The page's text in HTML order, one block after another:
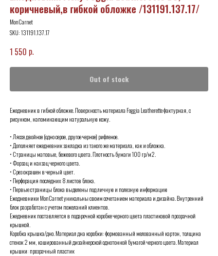
коричневый,в гибкой обложке /131191.137.17/
MonCarnet
SKU:131191.137.17
1 550 р.
Out of stock
Ежедневник в гибкой обложке. Поверхность материала Foggia Leatherette фактурная, с
рисунком, напоминающим натуральную кожу.
• Ляссе двойное (одно серое, другое черное) рифленое.
• Дополняет ежедневник закладка из такого же материала, как и обложка.
• Страницы матовые, бежевого цвета. Плотность бумаги 100 гр/м2.
• Форзац и нахзац черного цвета.
• Срез окрашен в черный цвет.
• Перфорация последних 8 листов блока.
• Первые страницы блока выделены под личную и полезную информацию
Ежедневники MonCarnet уникальны своим сочетанием материала и дизайна. Внутренний
блок разработан с учетом пожеланий клиентов.
Ежедневник поставляется в подарочной коробке черного цвета пластиковой прозрачной
крышкой.
Коробка крышка/дно. Материал дна коробки: формованный мелованный картон, толщина
стенок 2 мм, кашированный дизайнерской однотонной бумагой черного цвета. Материал
крышки: прозрачный пластик